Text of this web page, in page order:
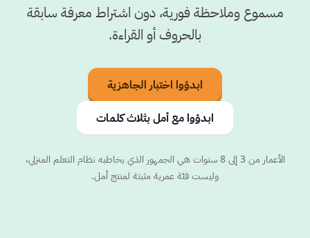
مسموع وملاحظة فورية، دون اشتراط معرفة سابقة
بالحروف أو القراءة.
ابدؤوا اختبار الجاهزية
ابدؤوا مع أمل بثلاث كلمات
الأعمار من 3 إلى 8 سنوات هي الجمهور الذي يخاطبه نظام التعلم المنزلي،
وليست فئة عمرية مثبتة لمنتج أمل.